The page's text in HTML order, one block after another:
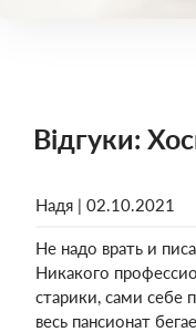
Відгуки:
Надя | 02.10.2021
Не надо врать и
Никакого
старики, сами себе
весь пансионат